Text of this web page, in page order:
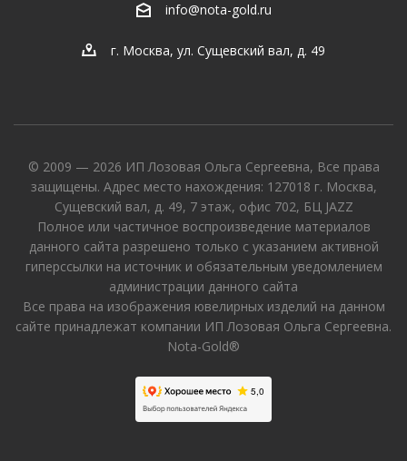
info@nota-gold.ru
г. Москва, ул. Сущевский вал, д. 49
© 2009 — 2026 ИП Лозовая Ольга Сергеевна, Все права
защищены. Адрес место нахождения: 127018 г. Москва,
Сущевский вал, д. 49, 7 этаж, офис 702, БЦ JAZZ
Полное или частичное воспроизведение материалов
данного сайта разрешено только с указанием активной
гиперссылки на источник и обязательным уведомлением
администрации данного сайта
Все права на изображения ювелирных изделий на данном
сайте принадлежат компании ИП Лозовая Ольга Сергеевна.
Nota-Gold®